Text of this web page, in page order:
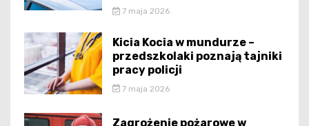
7 maja 2026
Kicia Kocia w mundurze –
przedszkolaki poznają tajniki
pracy policji
7 maja 2026
Zagrożenie pożarowe w